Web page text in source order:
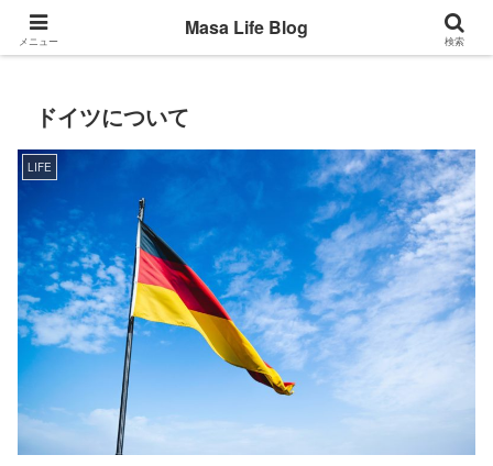
Back to the basic
ドイツについて
LIFE
メニュー
Masa Life Blog
検索